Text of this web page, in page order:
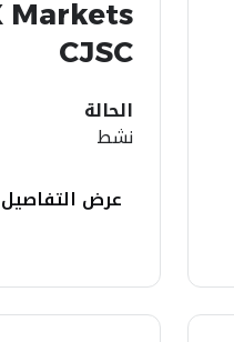
Markets
CJSC
الحالة
نشط
عرض التفاصيل